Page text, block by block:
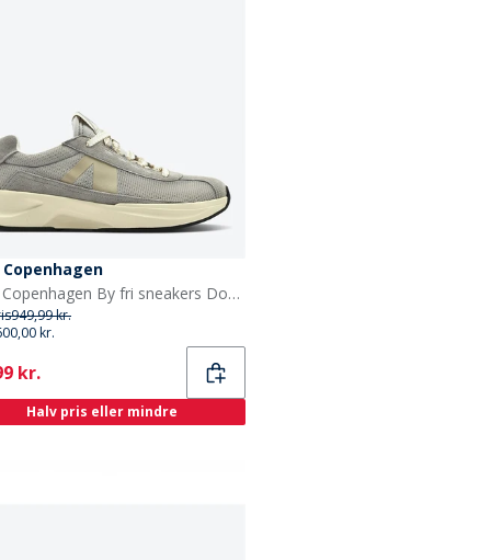
Copenhagen
ARKK Copenhagen By fri sneakers Dove Cream
949,99 kr.
kr.
kr.
Halv pris eller mindre